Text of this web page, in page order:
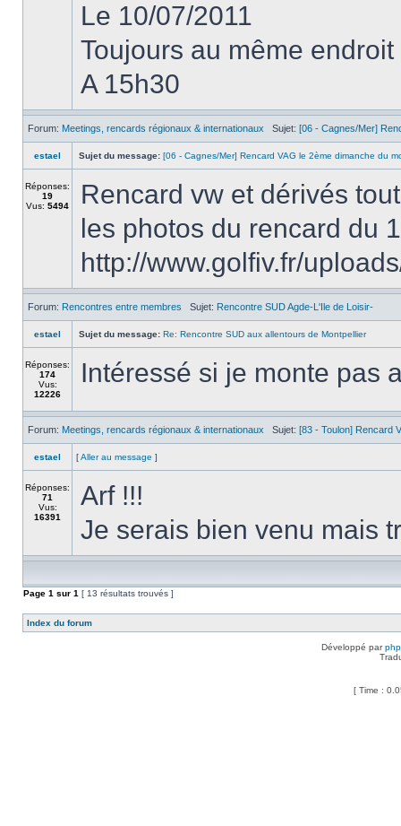
Le 10/07/2011
Toujours au même endroit
A 15h30
Forum: Meetings, rencards régionaux & internationaux Sujet: [06 - Cagnes/Mer]
estael Sujet du message: [06 - Cagnes/Mer] Rencard VAG le 2ème dimanche du
Réponses:
19
Vus: 5494
Rencard vw et dérivés
les photos du rencard du
http://www.golfiv.fr/
Forum: Rencontres entre membres Sujet: Rencontre SUD Agde-L'Ile de Loisir-
estael Sujet du message: Re: Rencontre SUD aux allentours de Montpellier
Réponses:
174
Vus:
12226
Intéressé si je monte pas
Forum: Meetings, rencards régionaux & internationaux Sujet: [83 - Toulon] Rencard
estael [Aller au message ]
Réponses:
71
Vus:
16391
Arf !!!
Je serais bien venu mais
Page 1 sur 1 [ 13 résultats trouvés ]
Index du forum
Développé par
[ Time :